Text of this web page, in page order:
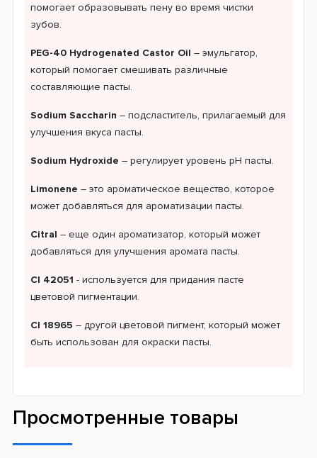
помогает образовывать пену во время чистки
зубов.
PEG-40 Hydrogenated Castor Oil – эмульгатор,
который помогает смешивать различные
составляющие пасты.
Sodium Saccharin – подсластитель, прилагаемый для
улучшения вкуса пасты.
Sodium Hydroxide – регулирует уровень pH пасты.
Limonene – это ароматическое вещество, которое
может добавляться для ароматизации пасты.
Citral – еще один ароматизатор, который может
добавляться для улучшения аромата пасты.
Cl 42051 - используется для придания пасте
цветовой пигментации.
Cl 18965 – другой цветовой пигмент, который может
быть использован для окраски пасты.
Просмотренные товары